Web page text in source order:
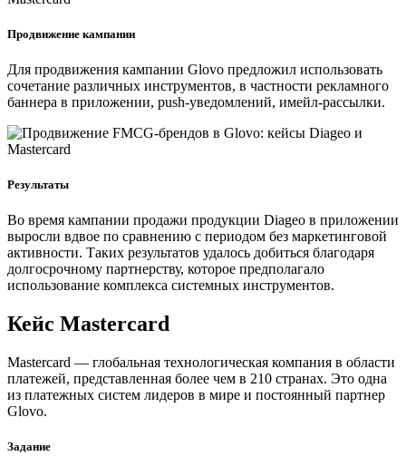
Продвижение кампании
Для продвижения кампании Glovo предложил использовать
сочетание различных инструментов, в частности рекламного
баннера в приложении, push-уведомлений, имейл-рассылки.
Результаты
Во время кампании продажи продукции Diageo в приложении
выросли вдвое по сравнению с периодом без маркетинговой
активности. Таких результатов удалось добиться благодаря
долгосрочному партнерству, которое предполагало
использование комплекса системных инструментов.
Кейс Mastercard
Mastercard — глобальная технологическая компания в области
платежей, представленная более чем в 210 странах. Это одна
из платежных систем лидеров в мире и постоянный партнер
Glovo.
Задание